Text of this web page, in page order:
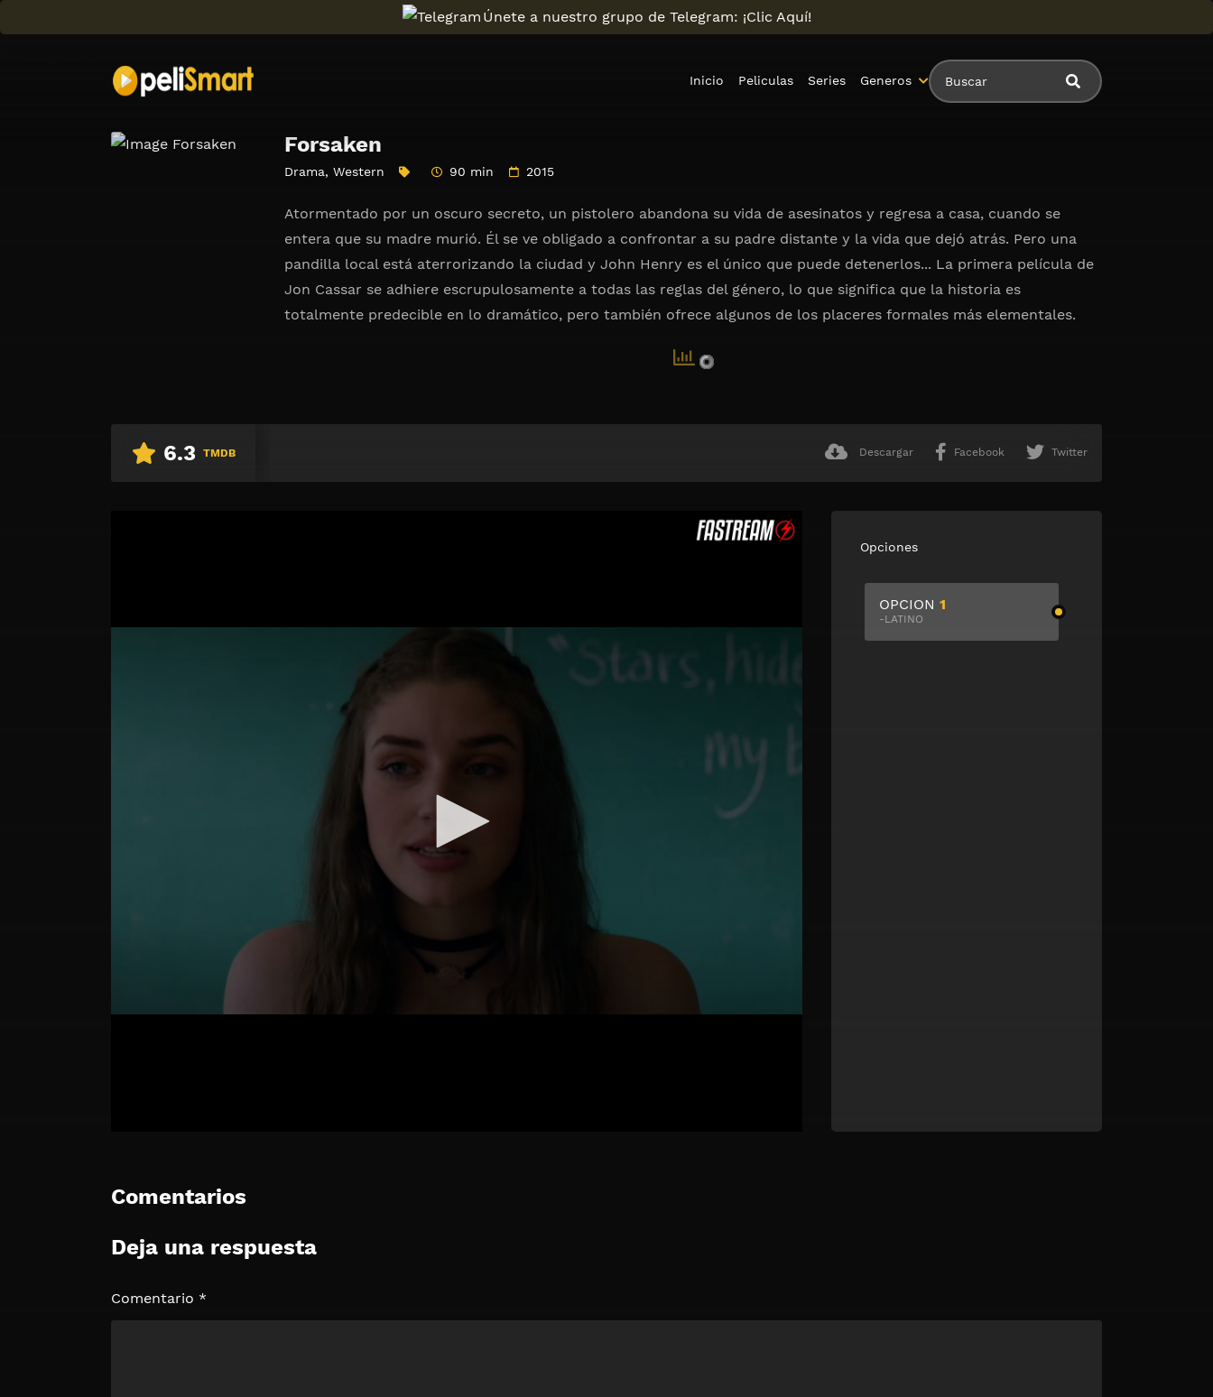
Únete a nuestro grupo de Telegram: ¡Clic Aquí!
Inicio Peliculas Series Generos
Forsaken
Drama, Western 90 min 2015
Atormentado por un oscuro secreto, un pistolero abandona su vida de asesinatos y regresa a casa, cuando se
entera que su madre murió. Él se ve obligado a confrontar a su padre distante y la vida que dejó atrás. Pero una
pandilla local está aterrorizando la ciudad y John Henry es el único que puede detenerlos... La primera película de
Jon Cassar se adhiere escrupulosamente a todas las reglas del género, lo que significa que la historia es
totalmente predecible en lo dramático, pero también ofrece algunos de los placeres formales más elementales.
6.3 TMDB Descargar Facebook Twitter
🔒 Acceso Requerido
Opciones
OPCION 1
-LATINO
Comentarios
Deja una respuesta
Comentario *